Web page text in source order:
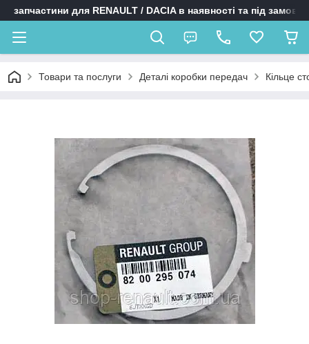
запчастини для RENAULT / DACIA в наявності та під
Товари та послуги Деталі коробки передач Кільце